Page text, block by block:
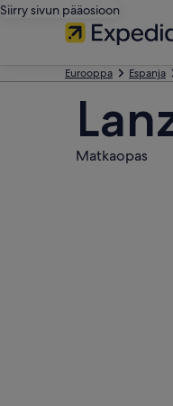
Siirry sivun pääosioon
Eurooppa Espanja
Matkaopas